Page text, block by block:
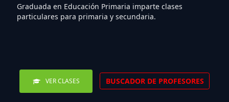
Graduada en Educación Primaria imparte clases
particulares para primaria y secundaria.
VER CLASES BUSCADOR DE PROFESORES